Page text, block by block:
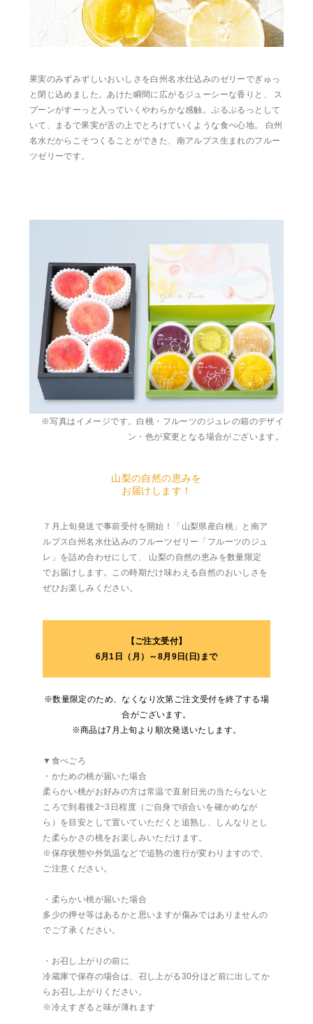
果実のみずみずしいおいしさを白州名水仕込みのゼリーでぎゅっ
と閉じ込めました。あけた瞬間に広がるジューシーな香りと、 ス
プーンがすーっと入っていくやわらかな感触。ぷるぷるっとして
いて、まるで果実が舌の上でとろけていくような食べ心地。 白州
名水だからこそつくることができた、南アルプス生まれのフルー
ツゼリーです。
※写真はイメージです。白桃・フルーツのジュレの箱のデザイ
ン・色が変更となる場合がございます。
山梨の自然の恵みを
お届けします！
７月上旬発送で事前受付を開始！「山梨県産白桃」と南ア
ルプス白州名水仕込みのフルーツゼリー「フルーツのジュ
レ」を詰め合わせにして、 山梨の自然の恵みを数量限定
でお届けします。この時期だけ味わえる自然のおいしさを
ぜひお楽しみください。
【ご注文受付】
6月1日（月）～8月9日(日)まで
※数量限定のため、なくなり次第ご注文受付を終了する場
合がございます。
※商品は7月上旬より順次発送いたします。
▼食べごろ
・かための桃が届いた場合
柔らかい桃がお好みの方は常温で直射日光の当たらないと
ころで到着後2~3日程度（ご自身で頃合いを確かめなが
ら）を目安として置いていただくと追熟し、しんなりとし
た柔らかさの桃をお楽しみいただけます。
※保存状態や外気温などで追熟の進行が変わりますので、
ご注意ください。
・柔らかい桃が届いた場合
多少の押せ等はあるかと思いますが傷みではありませんの
でご了承ください。
・お召し上がりの前に
冷蔵庫で保存の場合は、召し上がる30分ほど前に出してか
らお召し上がりください。
※冷えすぎると味が薄れます